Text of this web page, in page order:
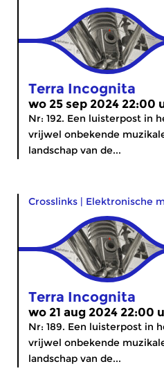
Terra Incognita
wo 25 sep 2024 22:00
Nr: 192. Een luisterpost in
vrijwel onbekende
landschap van de...
Crosslinks | Elektronische
Terra Incognita
wo 21 aug 2024 22:00
Nr: 189. Een luisterpost in
vrijwel onbekende
landschap van de...